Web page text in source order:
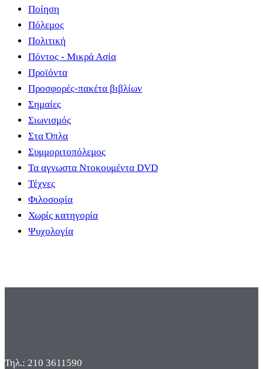
Ποίηση
Πόλεμος
Πολιτική
Πόντος - Μικρά Ασία
Προϊόντα
Προσφορές-πακέτα βιβλίων
Σημαίες
Σιωνισμός
Στα Όπλα
Συμμοριτοπόλεμος
Τα αγνωστα Ντοκουμέντα DVD
Τέχνες
Φιλοσοφία
Χωρίς κατηγορία
Ψυχολογία
Τηλ.: 210 3611590